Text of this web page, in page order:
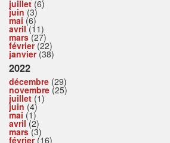
juillet(6)
juin (3)
mai (6)
avril(11)
mars(27)
février(22)
janvier(38)
2022
décembre (29)
novembre (25)
juillet (1)
juin (4)
mai (1)
avril(2)
mars(3)
février(16)